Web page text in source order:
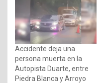
Accidente deja una
persona muerta en la
Autopista Duarte, entre
Piedra Blanca y Arroyo